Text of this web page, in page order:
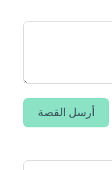
أرسل القصة